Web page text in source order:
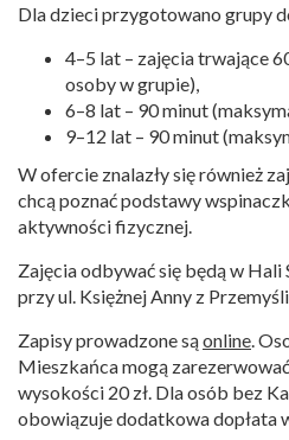
Dla dzieci przygotowano grupy
4–5 lat – zajęcia trwające
osoby w grupie),
6–8 lat – 90 minut
9–12 lat – 90 minut
W ofercie znalazły się również
chcą poznać podstawy
aktywności fizycznej.
Zajęcia odbywać się będą w Hali
przy ul. Księżnej Anny z
Zapisy prowadzone sąonline.
Mieszkańca mogą
wysokości 20 zł. Dla osób bez
obowiązuje dodatkowa dopłata